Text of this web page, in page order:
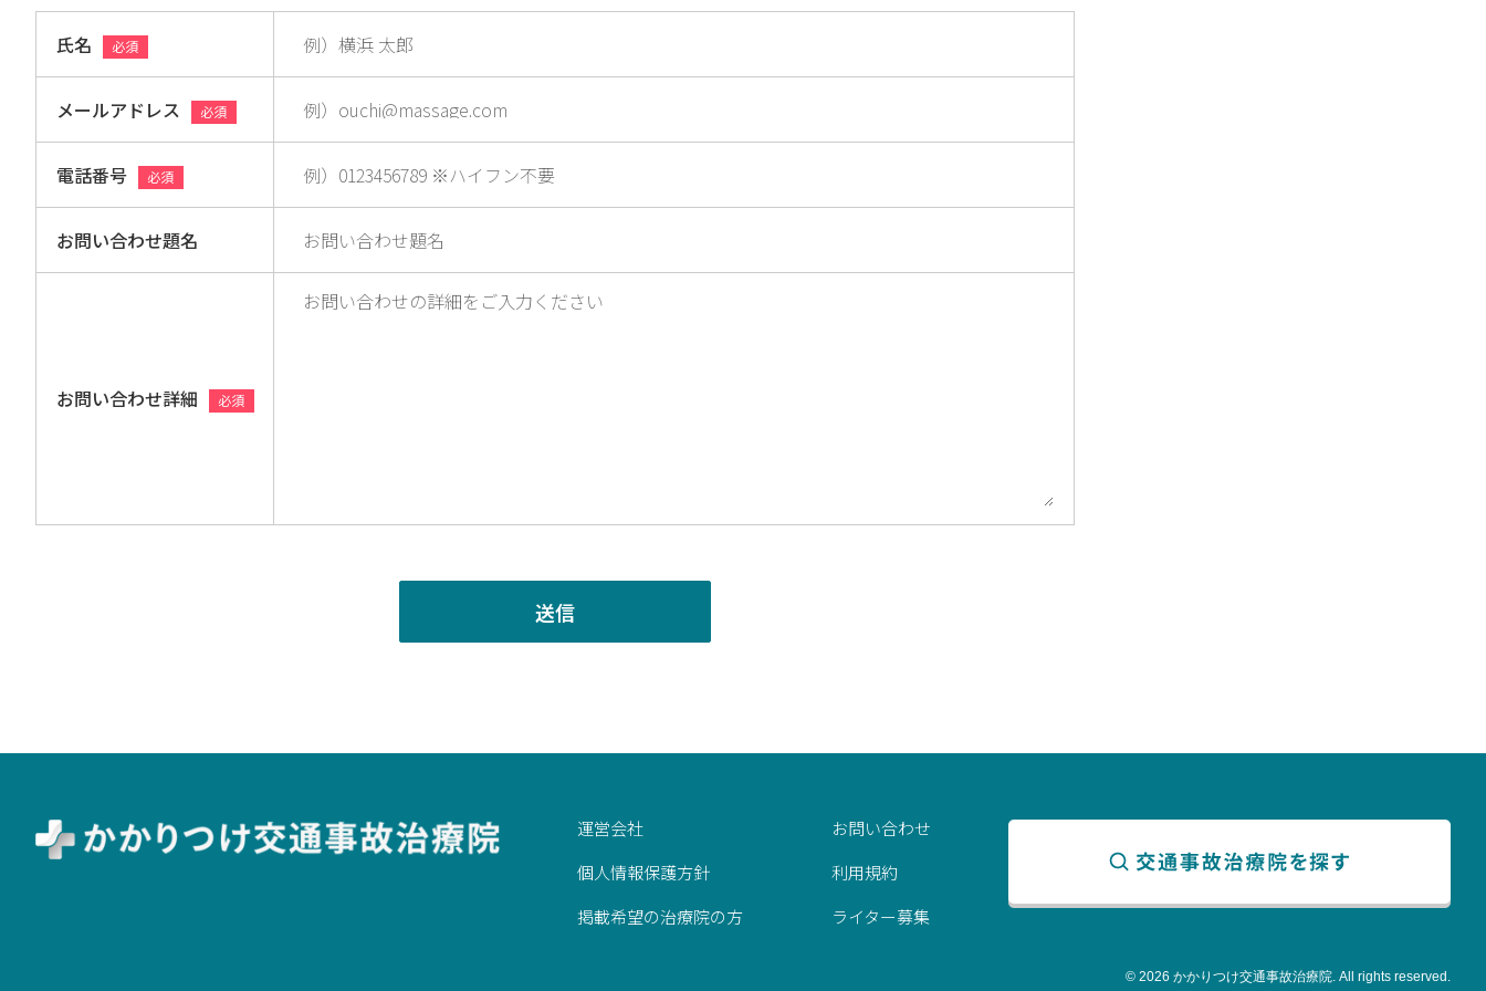
氏名 必須
メールアドレス 必須
電話番号 必須
お問い合わせ題名
お問い合わせ詳細 必須
運営会社
個人情報保護方針
掲載希望の治療院の方
お問い合わせ
利用規約
ライター募集
© 2026 かかりつけ交通事故治療院. All rights reserved.